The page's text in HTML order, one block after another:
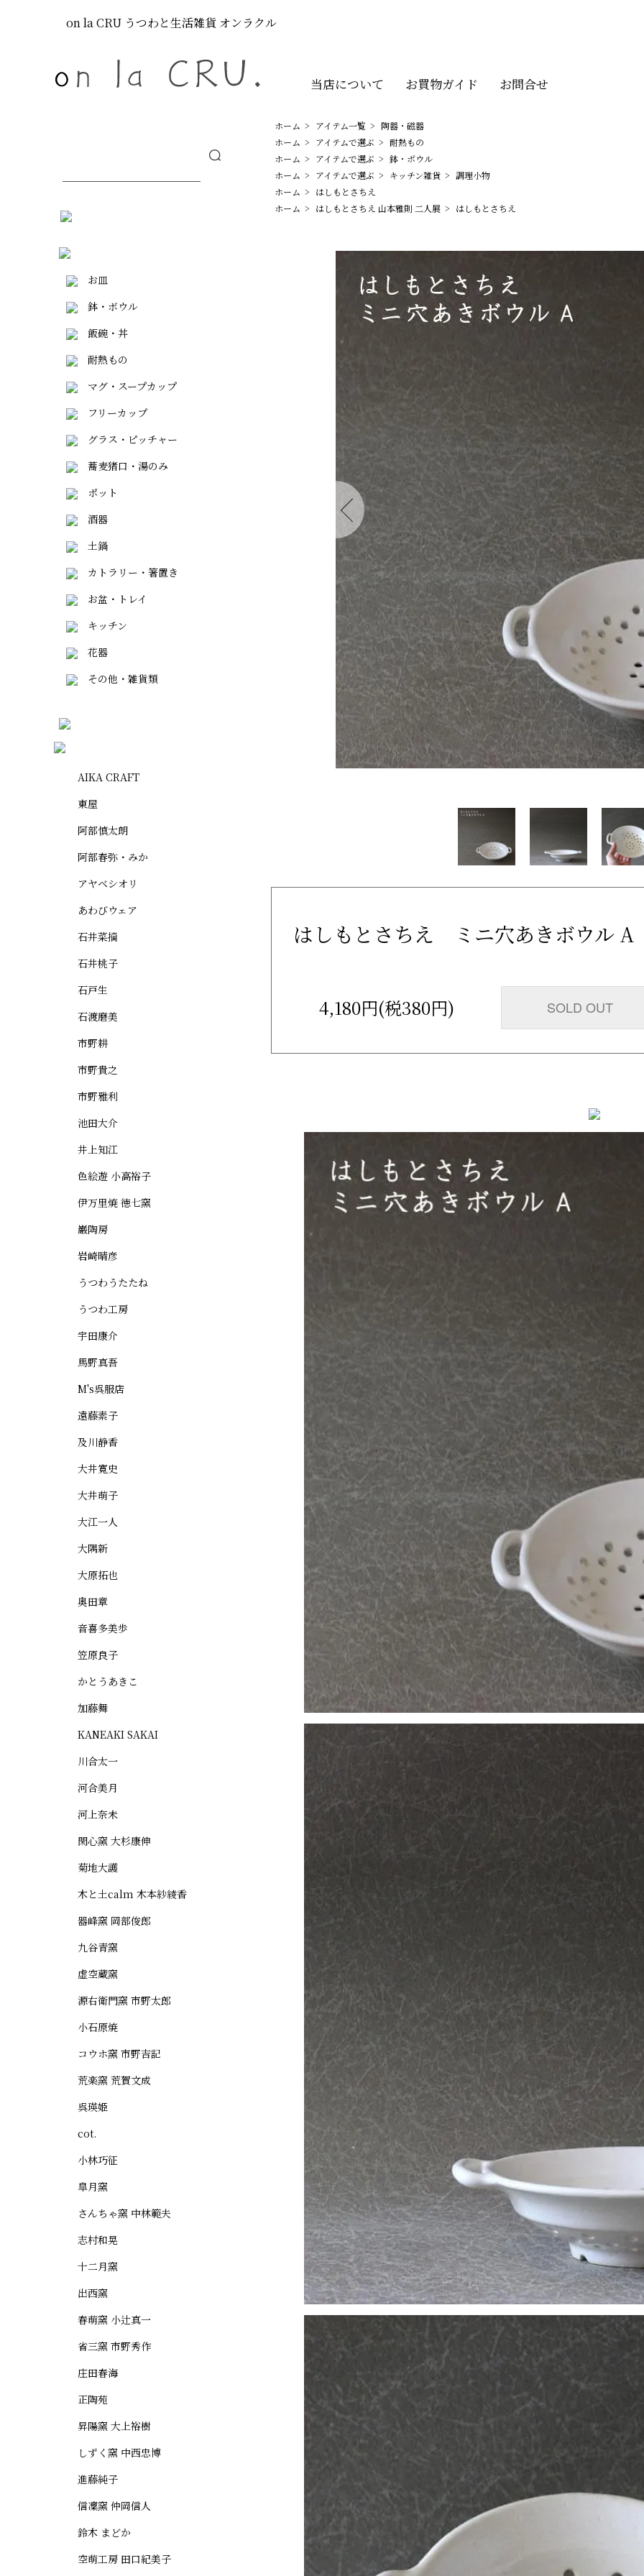
on la CRU うつわと生活雑貨 オンラクル
当店について お買物ガイド お問合せ
ホーム > アイテム一覧 > 陶器・磁器
ホーム > アイテムで選ぶ > 耐熱もの
ホーム > アイテムで選ぶ > 鉢・ボウル
ホーム > アイテムで選ぶ > キッチン雑貨 > 調理小物
ホーム > はしもとさちえ
ホーム > はしもとさちえ 山本雅則 二人展 > はしもとさちえ
はしもとさちえ ミニ穴あきボウル A
4,180円(税380円) SOLD OUT
お皿
鉢・ボウル
飯碗・丼
耐熱もの
マグ・スープカップ
フリーカップ
グラス・ピッチャー
蕎麦猪口・湯のみ
ポット
酒器
土鍋
カトラリー・箸置き
お盆・トレイ
キッチン
花器
その他・雑貨類
AIKA CRAFT
東屋
阿部慎太朗
阿部春弥・みか
アヤベシオリ
あわびウェア
石井菜摘
石井桃子
石戸生
石渡磨美
市野耕
市野貴之
市野雅利
池田大介
井上知江
色絵遊 小高裕子
伊万里焼 徳七窯
巌陶房
岩崎晴彦
うつわうたたね
うつわ工房
宇田康介
馬野真吾
M's呉服店
遠藤素子
及川静香
大井寛史
大井萌子
大江一人
大隅新
大原拓也
奥田章
音喜多美歩
笠原良子
かとうあきこ
加藤舞
KANEAKI SAKAI
川合太一
河合美月
河上奈未
閑心窯 大杉康伸
菊地大護
木と土calm 木本紗綾香
器峰窯 岡部俊郎
九谷青窯
虚空蔵窯
源右衛門窯 市野太郎
小石原焼
コウホ窯 市野吉記
荒楽窯 荒賀文成
呉瑛姫
cot.
小林巧征
皐月窯
さんちゃ窯 中林範夫
志村和晃
十二月窯
出西窯
春萌窯 小辻真一
省三窯 市野秀作
庄田春海
正陶苑
昇陽窯 大上裕樹
しずく窯 中西忠博
進藤純子
信凜窯 仲岡信人
鈴木 まどか
空萌工房 田口紀美子